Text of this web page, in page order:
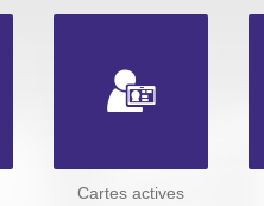
Cartes actives